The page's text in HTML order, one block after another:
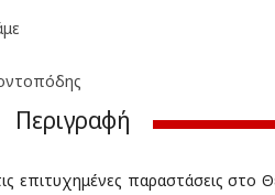
Περιγραφή
επιτυχημένες παραστάσεις στο